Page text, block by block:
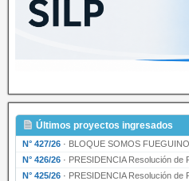
Últimos proyectos ingresados
N° 427/26 · BLOQUE SOMOS FUEGUINOS Proyecto de
N° 426/26 · PRESIDENCIA Resolución de Presidencia
N° 425/26 · PRESIDENCIA Resolución de Presidencia